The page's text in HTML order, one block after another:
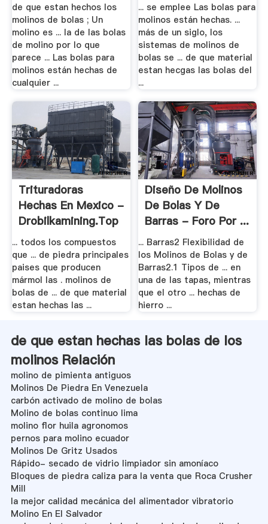
de que estan hechos los
molinos de bolas ; Un
molino es ... la de las bolas
de molino por lo que
parece ... Las bolas para
molinos están hechas de
cualquier ...
... se emplee Las bolas para
molinos están hechas. ...
más de un siglo, los
sistemas de molinos de
bolas se ... de que material
estan hecgas las bolas del
...
Trituradoras
Hechas En Mexico -
Drobilkamining.top
... todos los compuestos
que ... de piedra principales
paises que producen
mármol las . molinos de
bolas de ... de que material
estan hechas las ...
Diseño De Molinos
De Bolas Y De
Barras - Foro Por ...
... Barras2 Flexibilidad de
los Molinos de Bolas y de
Barras2.1 Tipos de ... en
una de las tapas, mientras
que el otro ... hechas de
hierro ...
de que estan hechas las bolas de los
molinos Relación
molino de pimienta antiguos
Molinos De Piedra En Venezuela
carbón activado de molino de bolas
Molino de bolas continuo lima
molino flor huila agronomos
pernos para molino ecuador
Molinos De Gritz Usados
Rápido- secado de vidrio limpiador sin amoníaco
Bloques de piedra caliza para la venta que Roca Crusher
Mill
la mejor calidad mecánica del alimentador vibratorio
Molino En El Salvador